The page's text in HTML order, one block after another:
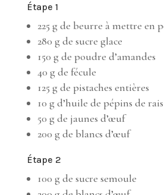
Étape 1
225 g de beurre à mettre en
280 g de sucre glace
150 g de poudre d’amandes
40 g de fécule
125 g de pistaches entières
10 g d’huile de pépins de
50 g de jaunes d’œuf
200 g de blancs d’œuf
Étape 2
100 g de sucre semoule